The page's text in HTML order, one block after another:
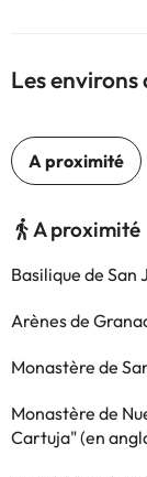
Les
A proximité
Basilique de San
Arènes de
Monastère de
Monastère de
Cartuja" (en